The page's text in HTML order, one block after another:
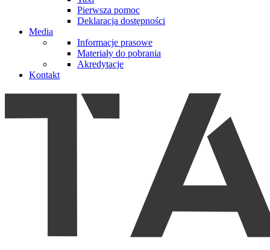
Pierwsza pomoc
Deklaracja dostępności
Media
Informacje prasowe
Materiały do pobrania
Akredytacje
Kontakt